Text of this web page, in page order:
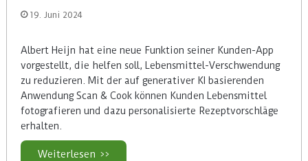
19. Juni 2024
Albert Heijn hat eine neue Funktion seiner Kunden-App
vorgestellt, die helfen soll, Lebensmittel-Verschwendung
zu reduzieren. Mit der auf generativer KI basierenden
Anwendung Scan & Cook können Kunden Lebensmittel
fotografieren und dazu personalisierte Rezeptvorschläge
erhalten.
Weiterlesen >>